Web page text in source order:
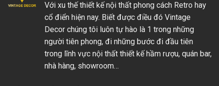
Với xu thế thiết kế nội thất phong cách Retro hay
cổ điển hiện nay. Biết được điều đó Vintage
Decor chúng tôi luôn tự hào là 1 trong những
người tiên phong, đi những bước đi đầu tiên
trong lĩnh vực nội thất thiết kế hầm rượu, quán bar,
nhà hàng, showroom…